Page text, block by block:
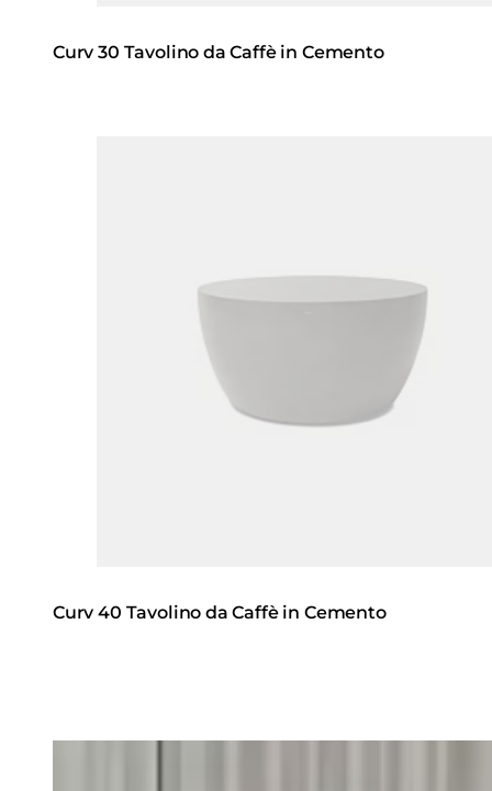
Curv 30 Tavolino da Caffè in Cemento
Curv 40 Tavolino da Caffè in Cemento